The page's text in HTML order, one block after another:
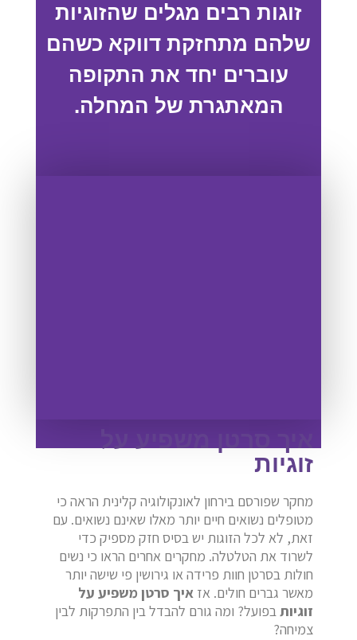
זוגות רבים מגלים שהזוגיות
שלהם מתחזקת דווקא כשהם
עוברים יחד את התקופה
המאתגרת של המחלה.
זוגיות
מחקר שפורסם בירחון לאונקולוגיה קלינית הראה כי
מטופלים נשואים חיים יותר מאלו שאינם נשואים. עם
זאת, לא לכל הזוגות יש בסיס חזק מספיק כדי
לשרוד את הטלטלה. מחקרים אחרים הראו כי נשים
חולות בסרטן חוות פרידה או גירושין פי שישה יותר
מאשר גברים חולים. אז איך סרטן משפיע על
זוגיותבפועל? ומה גורם להבדל בין התפרקות לבין
צמיחה?